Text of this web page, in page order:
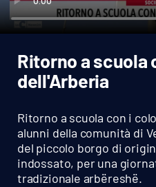
Economia e lavoro
Italia Mondo
Sport
Cultura
Ritorno a scuola
dell'Arberia
Ritorno a scuola con i
alunni della comunità di
del piccolo borgo di
indossato, per una
tradizionale arbëreshë.